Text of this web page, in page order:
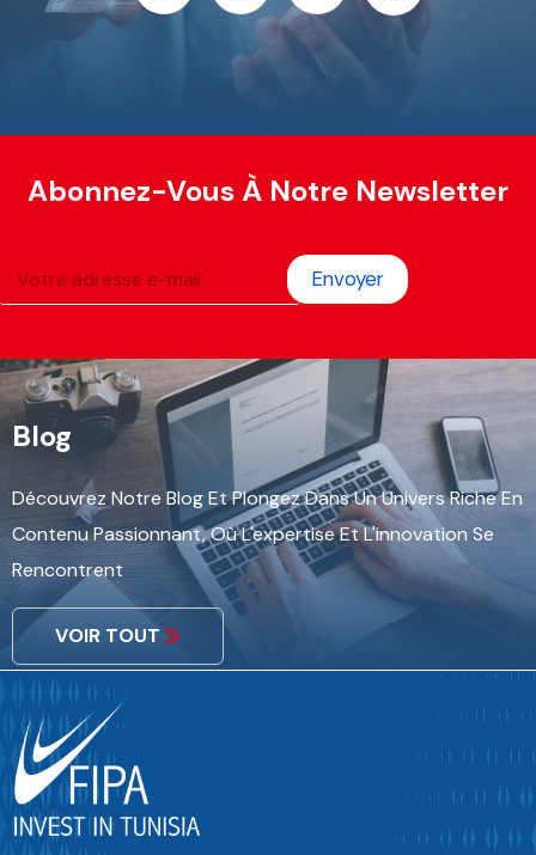
Abonnez-Vous À Notre Newsletter
Envoyer
Blog
Découvrez Notre Blog Et Plongez Dans Un Univers Riche En
Contenu Passionnant, Où L'expertise Et L'innovation Se
Rencontrent
VOIR TOUT